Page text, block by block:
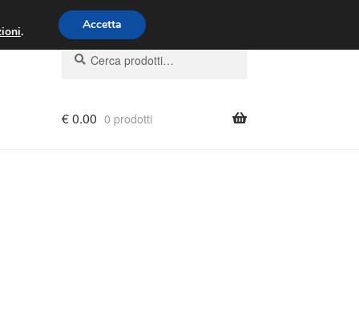
- 16:00 800 580 290
Cerca:
Cerca
€0.00 0 prodotti
. Accetta